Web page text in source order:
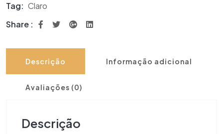
Tag: Claro
Share :
Descrição Informação adicional
Avaliações (0)
Descrição